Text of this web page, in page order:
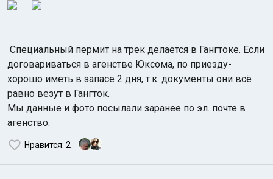
Специальный пермит на трек делается в Гангтоке. Если
договариваться в агенстве Юксома, по приезду-
хорошо иметь в запасе 2 дня, т.к. документы они всё
равно везут в Гангток.
Мы данные и фото посылали заранее по эл. почте в
агенство.
Нравится: 2